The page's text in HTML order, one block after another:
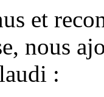
et
nous
: